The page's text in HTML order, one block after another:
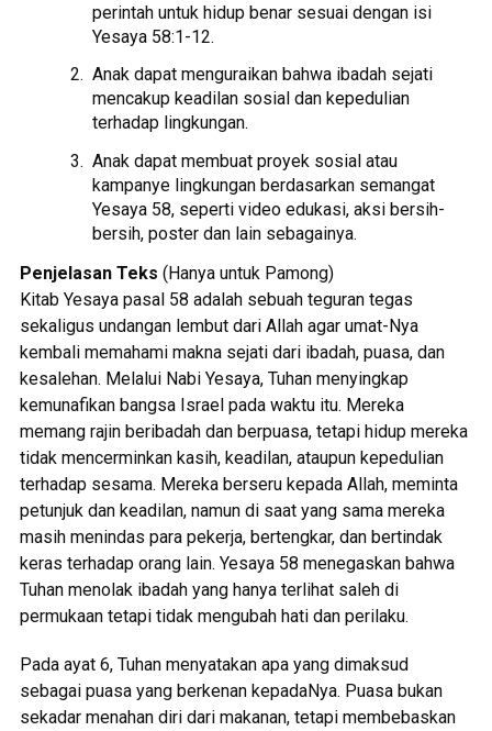
perintah untuk hidup benar sesuai dengan isi
Yesaya 58:1-12.
Anak dapat menguraikan bahwa ibadah sejati
mencakup keadilan sosial dan kepedulian
terhadap lingkungan.
Anak dapat membuat proyek sosial atau
kampanye lingkungan berdasarkan semangat
Yesaya 58, seperti video edukasi, aksi bersih-
bersih, poster dan lain sebagainya.
Penjelasan Teks (Hanya untuk Pamong)
Kitab Yesaya pasal 58 adalah sebuah teguran tegas
sekaligus undangan lembut dari Allah agar umat-Nya
kembali memahami makna sejati dari ibadah, puasa, dan
kesalehan. Melalui Nabi Yesaya, Tuhan menyingkap
kemunafikan bangsa Israel pada waktu itu. Mereka
memang rajin beribadah dan berpuasa, tetapi hidup mereka
tidak mencerminkan kasih, keadilan, ataupun kepedulian
terhadap sesama. Mereka berseru kepada Allah, meminta
petunjuk dan keadilan, namun di saat yang sama mereka
masih menindas para pekerja, bertengkar, dan bertindak
keras terhadap orang lain. Yesaya 58 menegaskan bahwa
Tuhan menolak ibadah yang hanya terlihat saleh di
permukaan tetapi tidak mengubah hati dan perilaku.
Pada ayat 6, Tuhan menyatakan apa yang dimaksud
sebagai puasa yang berkenan kepadaNya. Puasa bukan
sekadar menahan diri dari makanan, tetapi membebaskan